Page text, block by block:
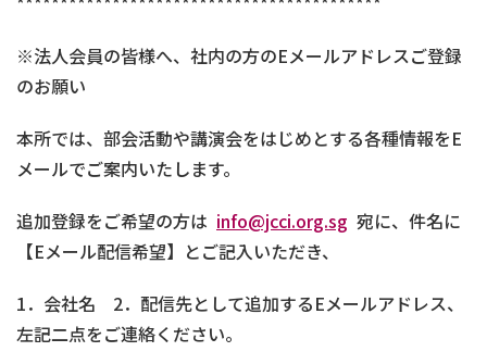
※法人会員の皆様へ、社内の方のEメールアドレスご登録
のお願い
本所では、部会活動や講演会をはじめとする各種情報をE
メールでご案内いたします。
追加登録をご希望の方は info@jcci.org.sg 宛に、件名に
【Eメール配信希望】とご記入いただき、
1．会社名 2．配信先として追加するEメールアドレス、
左記二点をご連絡ください。